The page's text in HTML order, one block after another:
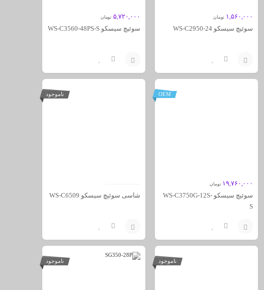
۱,۵۶۰,۰۰۰ تومان
سوئیچ سیسکو WS-C2950-24
۵,۷۲۰,۰۰۰ تومان
سوئیچ سیسکو WS-C3560-48PS-S
OEM
۱۹,۷۶۰,۰۰۰ تومان
سوئیچ سیسکو WS-C3750G-12S-
S
ناموجود
شاسی سوئیچ سیسکو WS-C6509
به ناموجود ناموجود